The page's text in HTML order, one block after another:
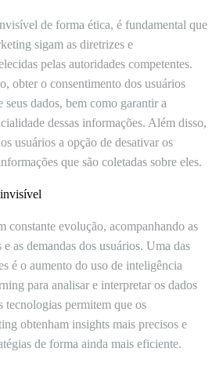
de forma ética, é fundamental que
sigam as diretrizes e
pelas autoridades competentes.
obter o consentimento dos usuários
seus dados, bem como garantir a
dessas informações. Além disso,
usuários a opção de desativar os
que são coletadas sobre eles.
constante evolução, acompanhando as
as demandas dos usuários. Uma das
é o aumento do uso de inteligência
para analisar e interpretar os dados
tecnologias permitem que os
obtenham insights mais precisos e
de forma ainda mais eficiente.